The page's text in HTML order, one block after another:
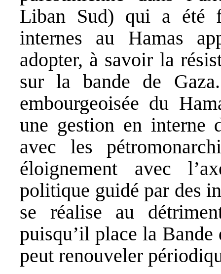
Liban Sud) qui a été
internes au Hamas
adopter, à savoir la
sur la bande de
embourgeoisée du
une gestion en interne
avec les
éloignement avec
politique guidé par des
se réalise au
puisqu’il place la
peut renouveler